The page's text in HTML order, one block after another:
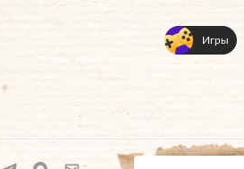
Игры